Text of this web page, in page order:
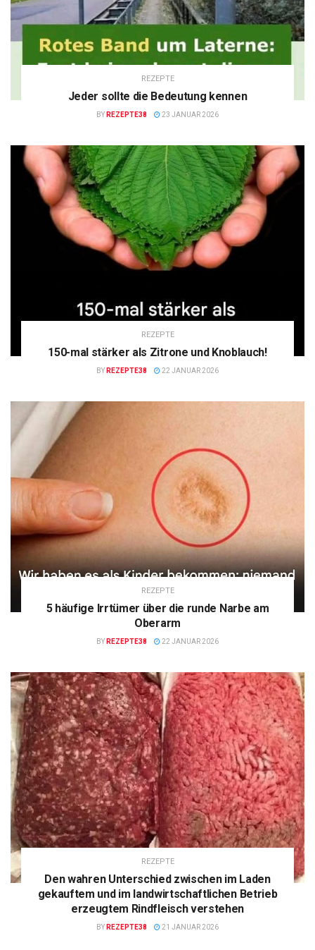
REZEPTE
Jeder sollte die Bedeutung kennen
BY REZEPTE38 23 JANUAR 2026
REZEPTE
150-mal stärker als Zitrone und Knoblauch!
BY REZEPTE38 22 JANUAR 2026
REZEPTE
5 häufige Irrtümer über die runde Narbe am
Oberarm
BY REZEPTE38 22 JANUAR 2026
REZEPTE
Den wahren Unterschied zwischen im Laden
gekauftem und im landwirtschaftlichen Betrieb
erzeugtem Rindfleisch verstehen
BY REZEPTE38 21 JANUAR 2026